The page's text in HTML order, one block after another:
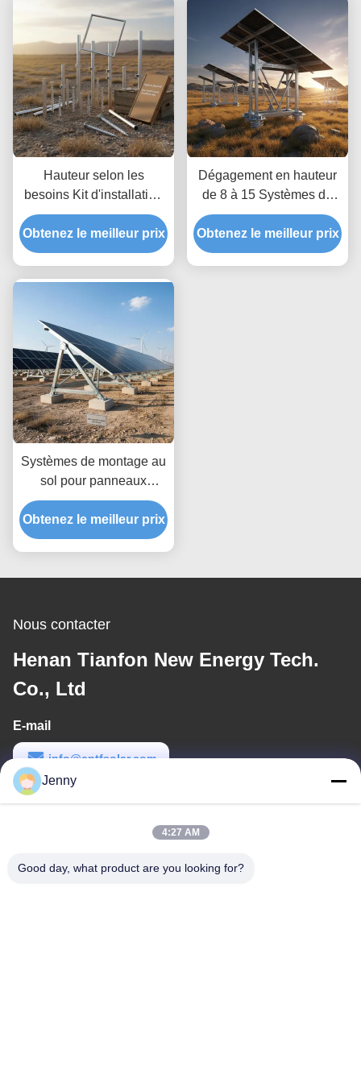
Hauteur selon les
besoins Kit d'installation
au sol de panneaux
solaires offrant une
profondeur illimitée
et un ancrage au sol
sécurisé
Obtenez le meilleur prix
Dégagement en hauteur
de 8 à 15 Systèmes de
montage au sol pour
panneaux solaires
optimisés pour une
Obtenez le meilleur prix
Systèmes de montage au
sol pour panneaux
solaires commerciaux
Charge de vent jusqu'à
80 m/s Conçus pour une
vent et une installation
Obtenez le meilleur prix
Nous contacter
Henan Tianfon New Energy Tech.
Co., Ltd
E-mail
info@cntfsolar.com
Temps de travail
Jenny
4:27 AM
Good day, what product are you looking for?